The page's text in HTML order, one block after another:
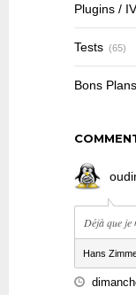
Plugins / IV
Tests (65)
Bons Plans
Déjà que je
Hans